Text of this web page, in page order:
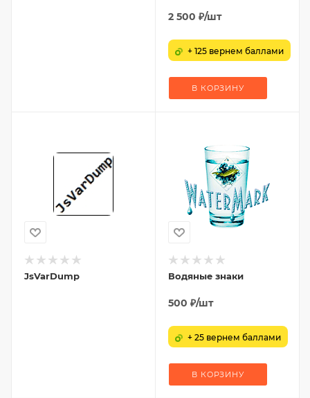
2 500 ₽/шт
+ 125 вернем баллами
В КОРЗИНУ
JsVarDump Водяные знаки
500 ₽/шт
+ 25 вернем баллами
В КОРЗИНУ